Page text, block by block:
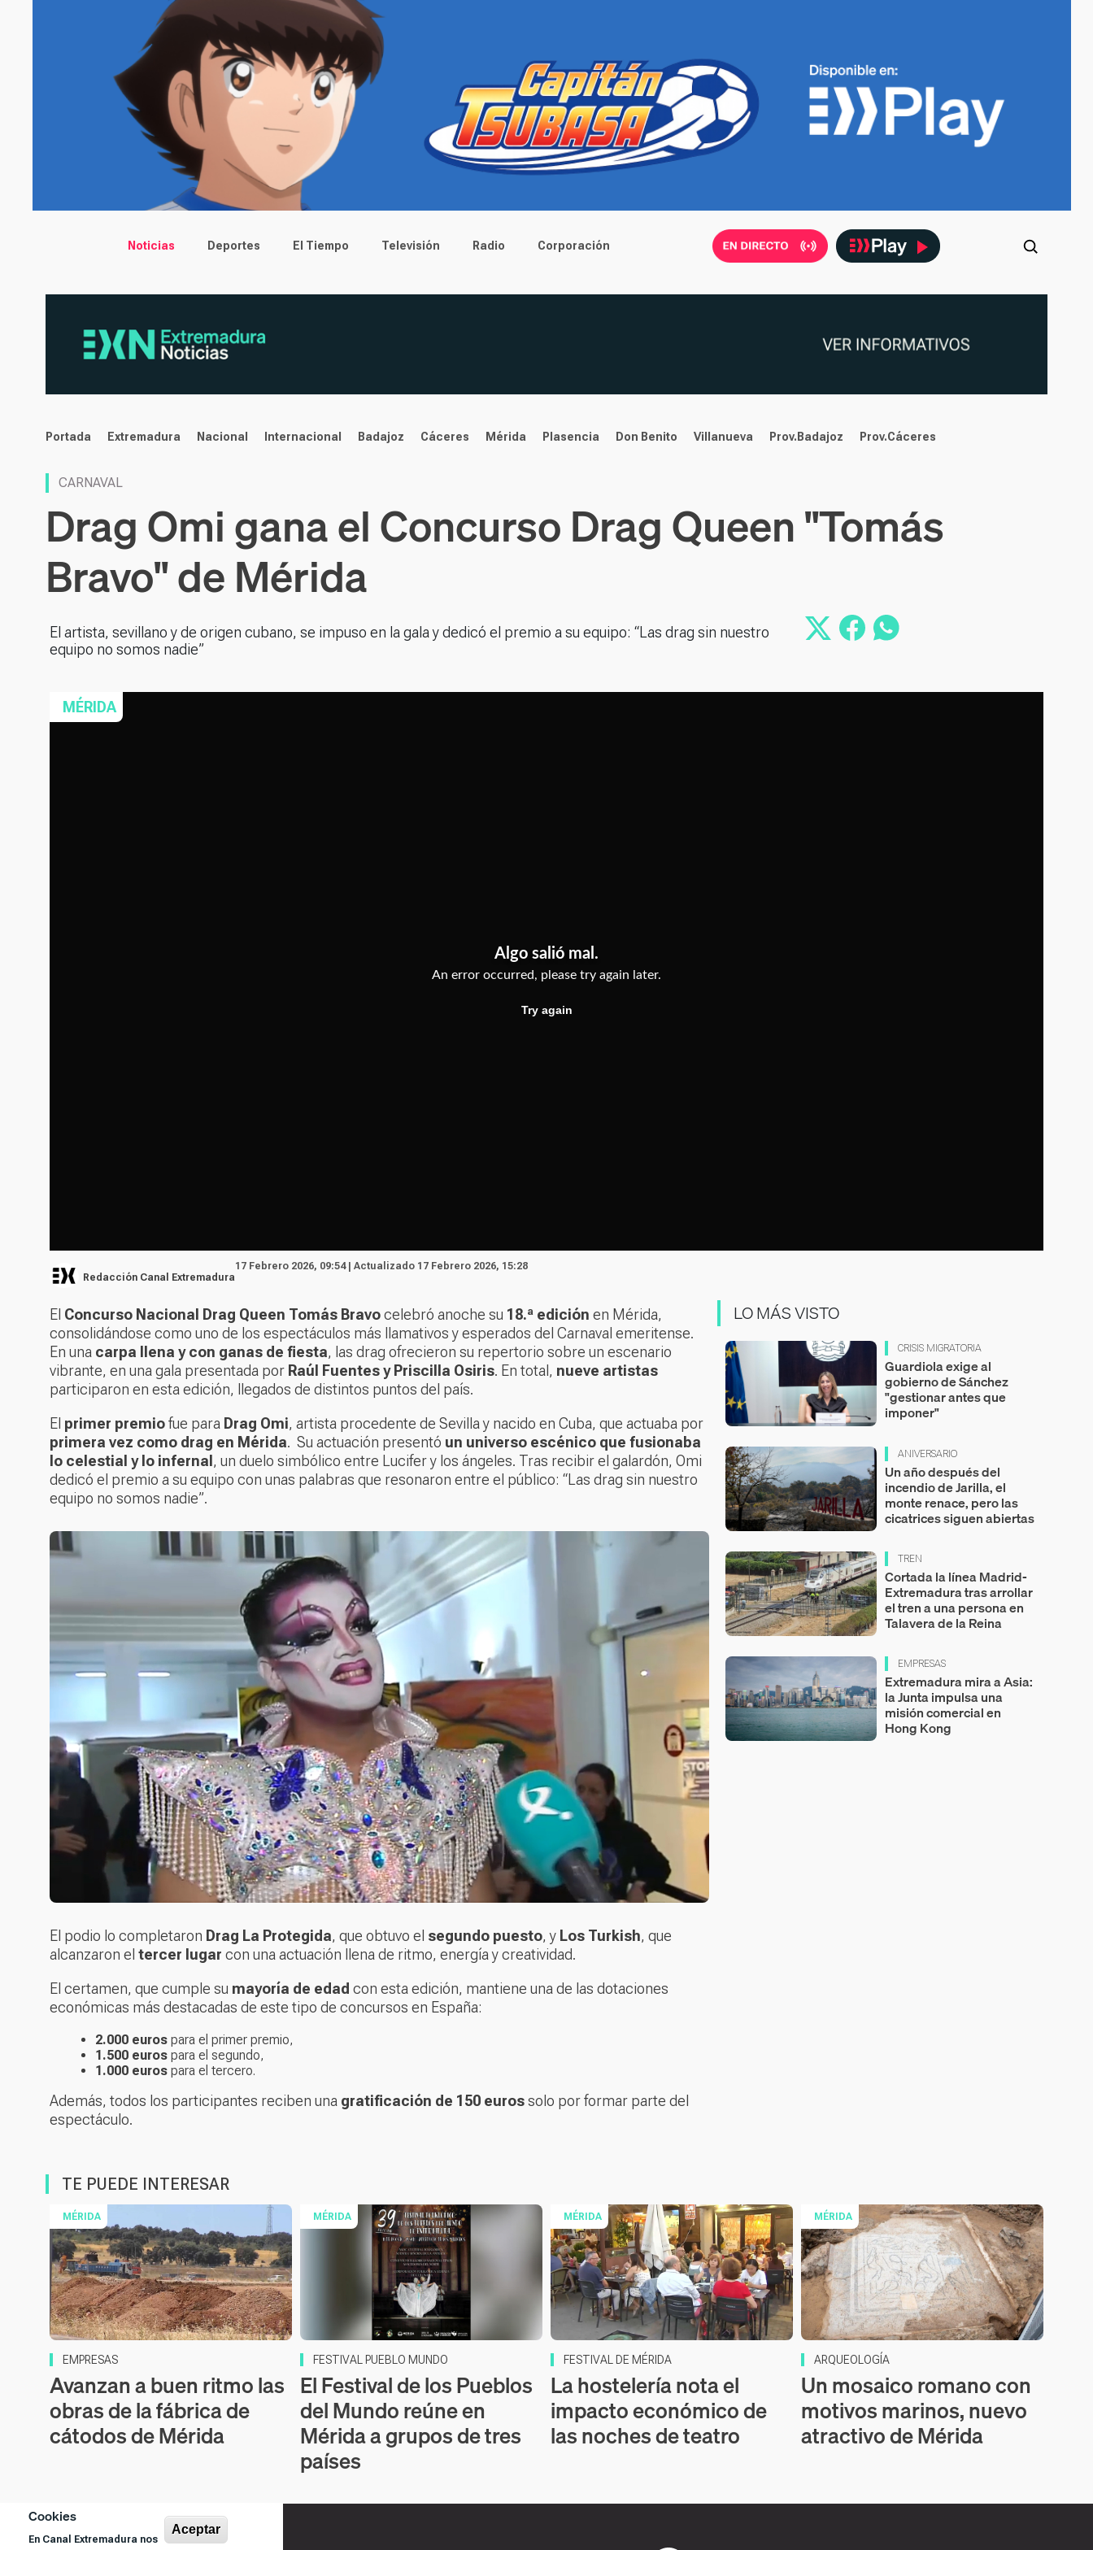
Cookies
En Canal Extremadura nos
Aceptar
Main menu
Noticias Deportes El Tiempo Televisión Radio Corporación
noticias
Portada Extremadura Nacional Internacional Badajoz Cáceres Mérida Plasencia Don Benito Villanueva Prov.Badajoz Prov.Cáceres
CARNAVAL
Drag Omi gana el Concurso Drag Queen "Tomás
Bravo" de Mérida
El artista, sevillano y de origen cubano, se impuso en la gala y dedicó el premio a su equipo: “Las drag sin nuestro
equipo no somos nadie”
MÉRIDA
Redacción Canal Extremadura
17 Febrero 2026, 09:54 | Actualizado 17 Febrero 2026, 15:28
El Concurso Nacional Drag Queen Tomás Bravocelebró anoche su 18.ª edición en Mérida,
consolidándose como uno de los espectáculos más llamativos y esperados del Carnaval emeritense.
En una carpa llena y con ganas de fiesta, las drag ofrecieron su repertorio sobre un escenario
vibrante, en una gala presentada por Raúl Fuentes y Priscilla Osiris. En total, nueve artistas
participaron en esta edición, llegados de distintos puntos del país.
El primer premiofue para Drag Omi, artista procedente de Sevilla y nacido en Cuba, que actuaba por
primera vez como drag en Mérida. Su actuación presentó un universo escénico que fusionaba
lo celestial y lo infernal , un duelo simbólico entre Lucifer y los ángeles. Tras recibir el galardón, Omi
dedicó el premio a su equipo con unas palabras que resonaron entre el público: “Las drag sin nuestro
equipo no somos nadie”.
El podio lo completaron Drag La Protegida, que obtuvo el segundo puesto, y Los Turkish, que
alcanzaron el tercer lugar con una actuación llena de ritmo, energía y creatividad.
El certamen, que cumple su mayoría de edad con esta edición, mantiene una de las dotaciones
económicas más destacadas de este tipo de concursos en España:
2.000 euros para el primer premio,
1.500 euros para el segundo,
1.000 euros para el tercero.
Además, todos los participantes reciben una gratificación de 150 eurossolo por formar parte del
espectáculo.
LO MÁS VISTO
CRISIS MIGRATORIA
Guardiola exige al
gobierno de Sánchez
"gestionar antes que
imponer"
ANIVERSARIO
Un año después del
incendio de Jarilla, el
monte renace, pero las
cicatrices siguen abiertas
TREN
Cortada la línea Madrid-
Extremadura tras arrollar
el tren a una persona en
Talavera de la Reina
EMPRESAS
Extremadura mira a Asia:
la Junta impulsa una
misión comercial en
Hong Kong
TE PUEDE INTERESAR
MÉRIDA
EMPRESAS
Avanzan a buen ritmo las
obras de la fábrica de
cátodos de Mérida
MÉRIDA
FESTIVAL PUEBLO MUNDO
El Festival de los Pueblos
del Mundo reúne en
Mérida a grupos de tres
países
MÉRIDA
FESTIVAL DE MÉRIDA
La hostelería nota el
impacto económico de
las noches de teatro
MÉRIDA
ARQUEOLOGÍA
Un mosaico romano con
motivos marinos, nuevo
atractivo de Mérida